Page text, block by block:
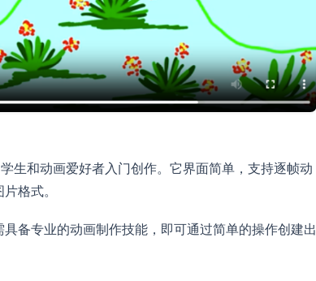
生和动画爱好者入门创作。它界面简单，支持逐帧动
格式。
备专业的动画制作技能，即可通过简单的操作创建出